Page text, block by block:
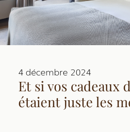
4 décembre 2024
Et si vos cadeaux
étaient juste les